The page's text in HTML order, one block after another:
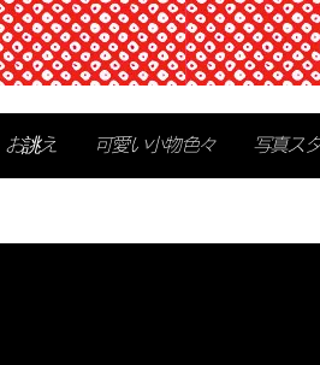
お誂え 可愛い小物色々 写真ス